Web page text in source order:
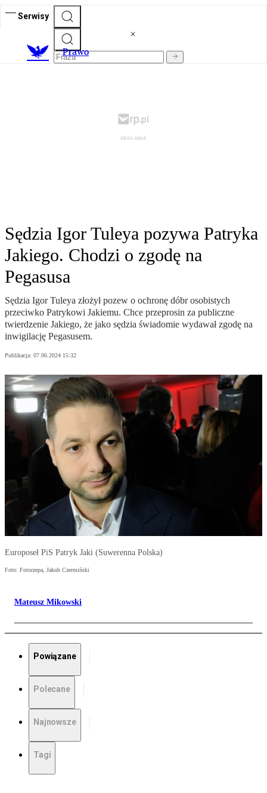
Serwisy
Prawo
Sędzia Igor Tuleya pozywa Patryka
Jakiego. Chodzi o zgodę na
Pegasusa
Sędzia Igor Tuleya złożył pozew o ochronę dóbr osobistych
przeciwko Patrykowi Jakiemu. Chce przeprosin za publiczne
twierdzenie Jakiego, że jako sędzia świadomie wydawał zgodę na
inwigilację Pegasusem.
Publikacja: 07.06.2024 15:32
Europoseł PiS Patryk Jaki (Suwerenna Polska)
Foto: Fotorzepa, Jakub Czermiński
Mateusz Mikowski
Powiązane
Polecane
Najnowsze
Tagi